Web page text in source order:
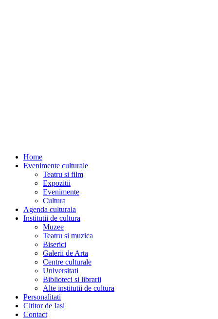
Home
Evenimente culturale
Teatru si film
Expozitii
Evenimente
Cultura
Agenda culturala
Institutii de cultura
Muzee
Teatru si muzica
Biserici
Galerii de Arta
Centre culturale
Universitati
Biblioteci si librarii
Alte institutii de cultura
Personalitati
Cititor de Iasi
Contact